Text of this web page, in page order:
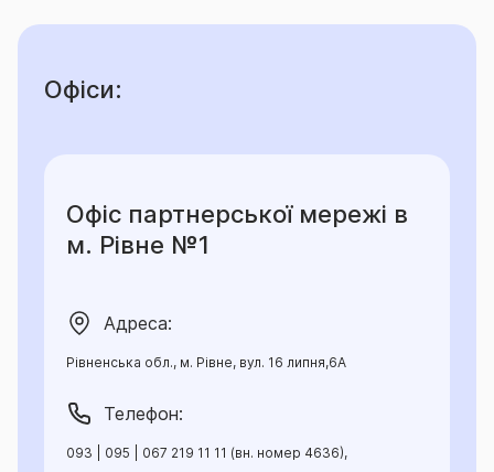
Офіси:
Офіс партнерської мережі в
м. Рівне №1
Адреса:
Рівненська обл., м. Рівне, вул. 16 липня,6А
Телефон:
093 | 095 | 067 219 11 11 (вн. номер 4636),